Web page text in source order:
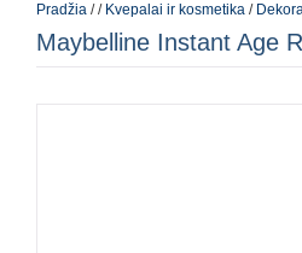
sandėlyje
ir
kosmetika
ir
Pradžia // Kvepalai ir kosmetika /
Maybelline Instant Age